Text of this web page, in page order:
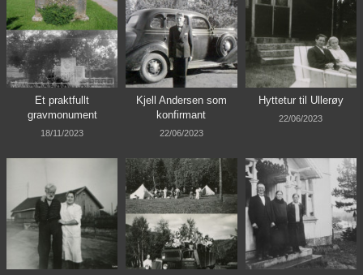
Et praktfullt
gravmonument
18/11/2023
Kjell Andersen som
konfirmant
22/06/2023
Hyttetur til Ullerøy
22/06/2023